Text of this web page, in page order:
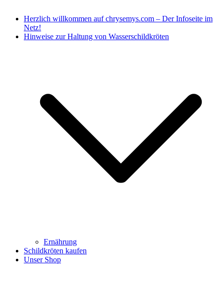
Herzlich willkommen auf chrysemys.com – Der Infoseite im
Netz!
Hinweise zur Haltung von Wasserschildkröten
Ernährung
Schildkröten kaufen
Unser Shop